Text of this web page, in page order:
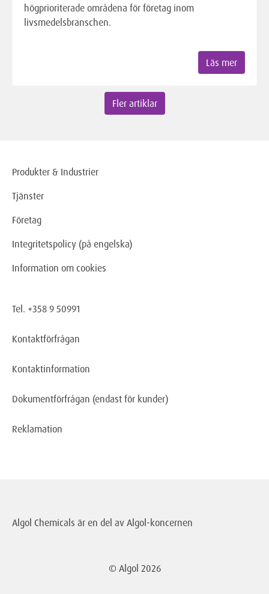
högprioriterade områdena för företag inom
livsmedelsbranschen.
Läs mer
Fler artiklar
Produkter & Industrier
Tjänster
Företag
Integritetspolicy (på engelska)
Information om cookies
Tel. +358 9 50991
Kontaktförfrågan
Kontaktinformation
Dokumentförfrågan (endast för kunder)
Reklamation
Algol Chemicals är en del av Algol-koncernen
© Algol 2026